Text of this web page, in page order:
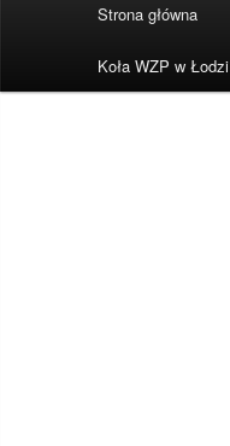
Strona główna
Koła WZP w Łodzi